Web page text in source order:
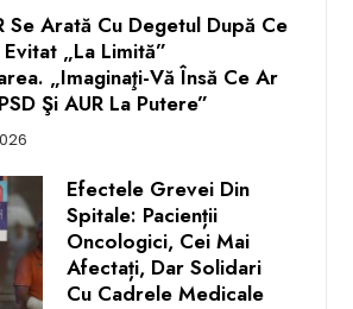
Se Arată Cu Degetul După Ce
Evitat „la Limită”
„Imaginaţi-Vă Însă Ce Ar
Şi AUR La Putere”
Efectele Grevei Din
Spitale: Pacienții
Oncologici, Cei Mai
Afectați, Dar Solidari
Cu Cadrele Medicale